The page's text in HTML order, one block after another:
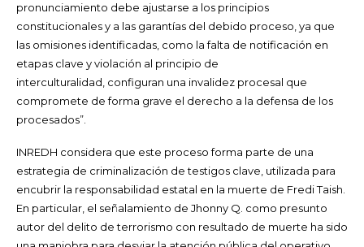
pronunciamiento debe ajustarse a los principios
constitucionales y a las garantías del debido proceso, ya que
las omisiones identificadas, como la falta de notificación en
etapas clave y violación al principio de
interculturalidad, configuran una invalidez procesal que
compromete de forma grave el derecho a la defensa de los
procesados”.
INREDH considera que este proceso forma parte de una
estrategia de criminalización de testigos clave, utilizada para
encubrir la responsabilidad estatal en la muerte de Fredi Taish.
En particular, el señalamiento de Jhonny Q. como presunto
autor del delito de terrorismo con resultado de muerte ha sido